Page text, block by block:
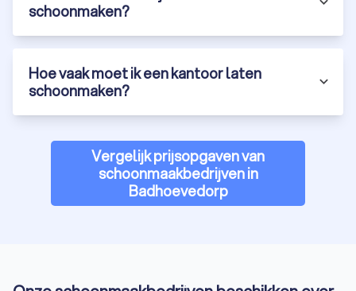
schoonmaken?
Hoe vaak moet ik een kantoor laten
schoonmaken?
Vergelijk prijsopgaven van
schoonmaakbedrijven in
Badhoevedorp